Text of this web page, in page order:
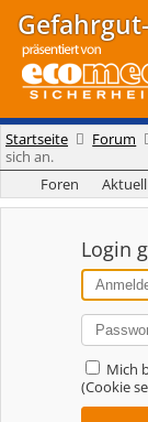
Startseite Forum
sich an.
Foren
Login
Mich
(Cookie